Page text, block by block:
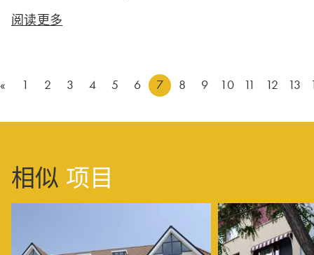
阅读更多
« 1 2 3 4 5 6 7 8 9 10 11 12 13
相似 项目